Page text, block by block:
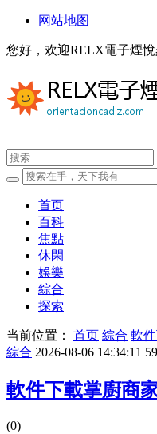
网站地图
您好，欢迎RELX電子煙
首页
百科
焦點
休閑
娛樂
綜合
探索
当前位置： 首页 綜合 軟
綜合 2026-08-06 14:34:11
軟件下載掌廚商
(0)